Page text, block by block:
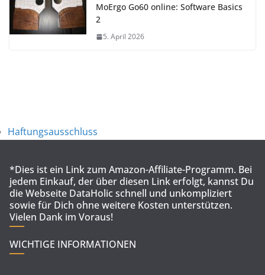
MoErgo Go60 online: Software Basics
2
5. April 2026
Haftungsausschluss
*Dies ist ein Link zum Amazon-Affiliate-Programm. Bei
jedem Einkauf, der über diesen Link erfolgt, kannst Du
die Webseite DataHolic schnell und unkompliziert
sowie für Dich ohne weitere Kosten unterstützen.
Vielen Dank im Voraus!
WICHTIGE INFORMATIONEN